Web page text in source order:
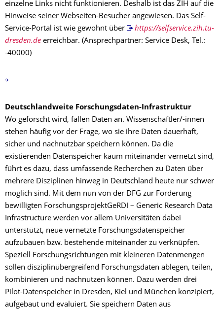
einzelne Links nicht funktionieren. Deshalb ist das ZIH auf die
Hinweise seiner Webseiten-Besucher angewiesen. Das Self-
Service-Portal ist wie gewohnt über
https://selfservice.zih.tu-
dresden.de erreichbar. (Ansprechpartner: Service Desk, Tel.:
-40000)
Deutschlandweite Forschungsdaten-Infrastruktur
Wo geforscht wird, fallen Daten an. Wissenschaftler/-innen
stehen häufig vor der Frage, wo sie ihre Daten dauerhaft,
sicher und nachnutzbar speichern können. Da die
existierenden Datenspeicher kaum miteinander vernetzt sind,
führt es dazu, dass umfassende Recherchen zu Daten über
mehrere Disziplinen hinweg in Deutschland heute nur schwer
möglich sind. Mit dem nun von der DFG zur Förderung
bewilligten ForschungsprojektGeRDI – Generic Research Data
Infrastructure werden vor allem Universitäten dabei
unterstützt, neue vernetzte Forschungsdatenspeicher
aufzubauen bzw. bestehende miteinander zu verknüpfen.
Speziell Forschungsrichtungen mit kleineren Datenmengen
sollen disziplinübergreifend Forschungsdaten ablegen, teilen,
kombinieren und nachnutzen können. Dazu werden drei
Pilot-Datenspeicher in Dresden, Kiel und München konzipiert,
aufgebaut und evaluiert. Sie speichern Daten aus